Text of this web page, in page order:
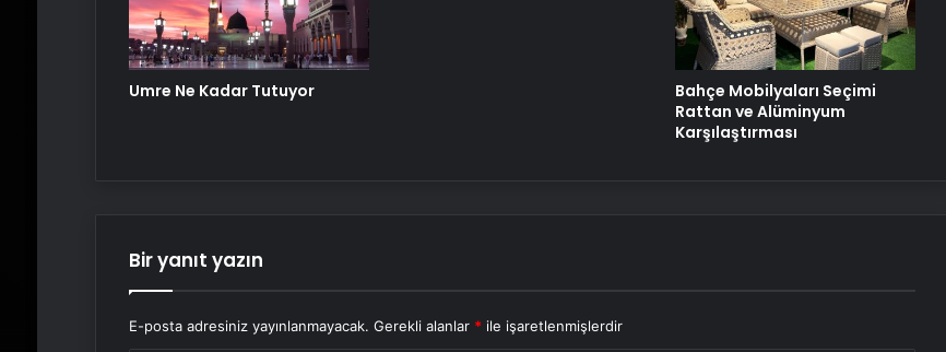
Şanlıurfa Boşanma Avukatı ile
Boşanma Sürecini Doğru Yönetme
Rehberi
Umre Ne Kadar Tutuyor
Bahçe Mobilyaları Seçimi
Rattan ve Alüminyum
Karşılaştırması
Bir yanıt yazın
E-posta adresiniz yayınlanmayacak. Gerekli alanlar * ile işaretlenmişlerdir